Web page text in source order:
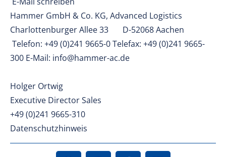
Hammer GmbH & Co. KG, Advanced Logistics
Charlottenburger Allee 33 D-52068 Aachen
Telefon: +49 (0)241 9665-0 Telefax: +49 (0)241 9665-
300 E-Mail: info@hammer-ac.de
Holger Ortwig
Executive Director Sales
+49 (0)241 9665-310
Datenschutzhinweis